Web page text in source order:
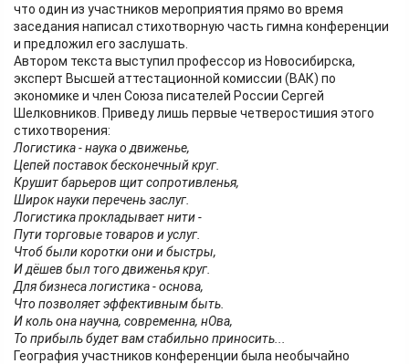
что один из участников мероприятия прямо во время
заседания написал стихотворную часть гимна конференции
и предложил его заслушать.
Автором текста выступил профессор из Новосибирска,
эксперт Высшей аттестационной комиссии (ВАК) по
экономике и член Союза писателей России Сергей
Шелковников. Приведу лишь первые четверостишия этого
стихотворения:
Логистика - наука о движенье,
Цепей поставок бесконечный круг.
Крушит барьеров щит сопротивленья,
Широк науки перечень заслуг.
Логистика прокладывает нити -
Пути торговые товаров и услуг.
Чтоб были коротки они и быстры,
И дёшев был того движенья круг.
Для бизнеса логистика - основа,
Что позволяет эффективным быть.
И коль она научна, современна, нОва,
То прибыль будет вам стабильно приносить...
География участников конференции была необычайно